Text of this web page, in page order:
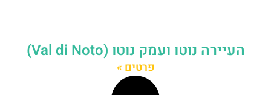
העיירה נוטו ועמק נוטו (Val di Noto)
פרטים »